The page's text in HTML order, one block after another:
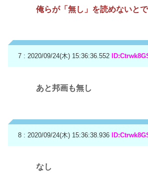
俺らが「無し」を読めないと
7 : 2020/09/24(木) 15:36:36.552
あと邦画も無し
8 : 2020/09/24(木) 15:36:38.936
なし